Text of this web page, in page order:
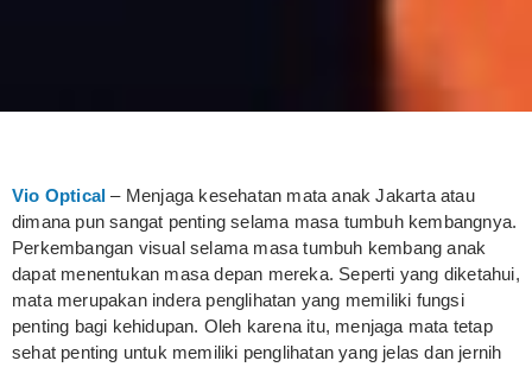
Vio Optical – Menjaga kesehatan mata anak Jakarta atau
dimana pun sangat penting selama masa tumbuh kembangnya.
Perkembangan visual selama masa tumbuh kembang anak
dapat menentukan masa depan mereka. Seperti yang diketahui,
mata merupakan indera penglihatan yang memiliki fungsi
penting bagi kehidupan. Oleh karena itu, menjaga mata tetap
sehat penting untuk memiliki penglihatan yang jelas dan jernih